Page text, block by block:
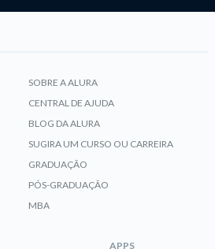
SOBRE A ALURA
CENTRAL DE AJUDA
BLOG DA ALURA
SUGIRA UM CURSO OU CARREIRA
GRADUAÇÃO
PÓS-GRADUAÇÃO
MBA
APPS